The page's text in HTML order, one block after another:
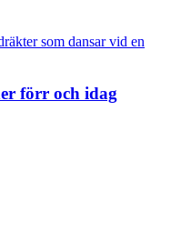
förr och idag